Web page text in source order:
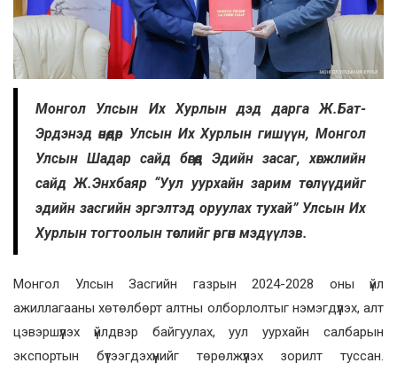
Монгол Улсын Их Хурлын дэд дарга Ж.Бат-
Эрдэнэд өнөөдөр Улсын Их Хурлын гишүүн, Монгол
Улсын Шадар сайд бөгөөд Эдийн засаг, хөгжлийн
сайд Ж.Энхбаяр “Уул уурхайн зарим төслүүдийг
эдийн засгийн эргэлтэд оруулах тухай” Улсын Их
Хурлын тогтоолын төслийг өргөн мэдүүлэв.
Монгол Улсын Засгийн газрын 2024-2028 оны үйл
ажиллагааны хөтөлбөрт алтны олборлолтыг нэмэгдүүлэх, алт
цэвэршүүлэх үйлдвэр байгуулах, уул уурхайн салбарын
экспортын бүтээгдэхүүнийг төрөлжүүлэх зорилт туссан.